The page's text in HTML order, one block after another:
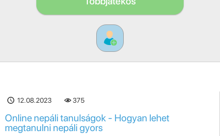
12.08.2023 375
Online nepáli tanulságok - Hogyan lehet
megtanulni nepáli gyors